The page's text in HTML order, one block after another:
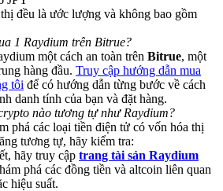
to Share 25000 USDT prize pool!
& Win
đều là ước lượng và không bao gồm
1 Raydium trên Bitrue?
một cách an toàn trên Bitrue, một
hàng đầu. Truy cập hướng dẫn mua
tôi để có hướng dẫn từng bước về cách
danh tính của bạn và đặt hàng.
nào tương tự như Raydium?
phá các loại tiền điện tử có vốn hóa thị
tương tự, hãy kiểm tra:
hãy truy cập trang tài sản Raydium
phá các đồng tiền và altcoin liên quan
hiệu suất.